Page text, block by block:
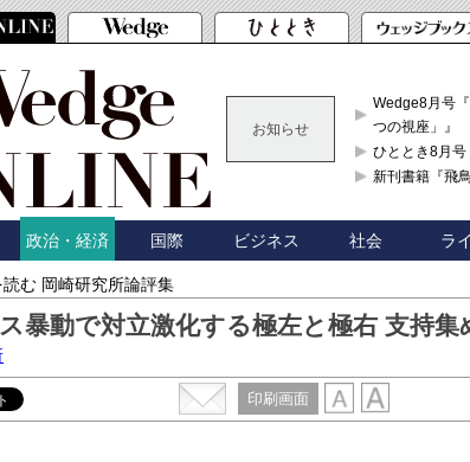
お知らせ
Wedge8月号
つの視座」』
ひととき8月
新刊書籍『飛
政治・経済 国際 ビジネス 社会 ラ
む 岡崎研究所論評集
暴動で対立激化する極左と極右 支持集
印刷画面